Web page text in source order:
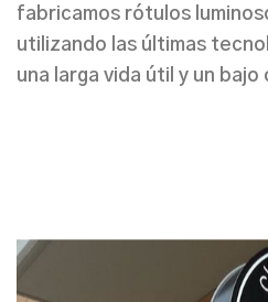
fabricamos rótulos
utilizando las últimas
una larga vida útil y un